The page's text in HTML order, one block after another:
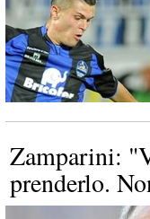
Zamparini:
prenderlo.